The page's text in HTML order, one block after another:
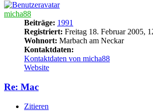
micha88
Beiträge: 1991
Registriert: Freitag 18. Februar 2005,
Wohnort: Marbach am Neckar
Kontaktdaten:
Kontaktdaten von micha88
Website
Re: Mac
Zitieren